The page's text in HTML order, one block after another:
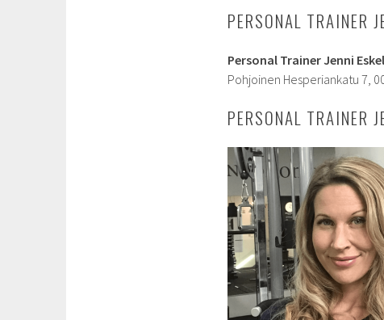
PERSONAL TRAINER
Personal Trainer Jenni
Pohjoinen Hesperiankatu 7,
PERSONAL TRAINER